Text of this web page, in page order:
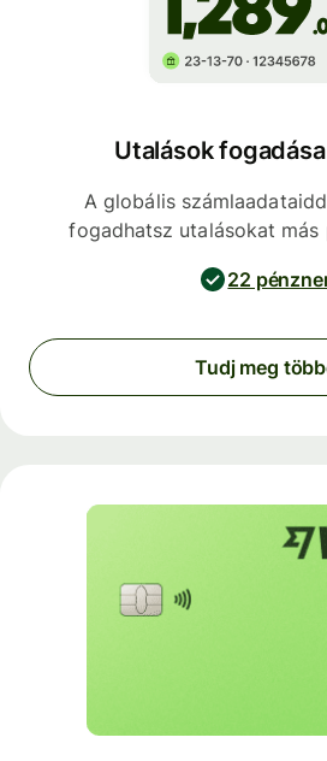
Utalások
A globális
fogadhatsz utalásokat más
22
Tudj meg